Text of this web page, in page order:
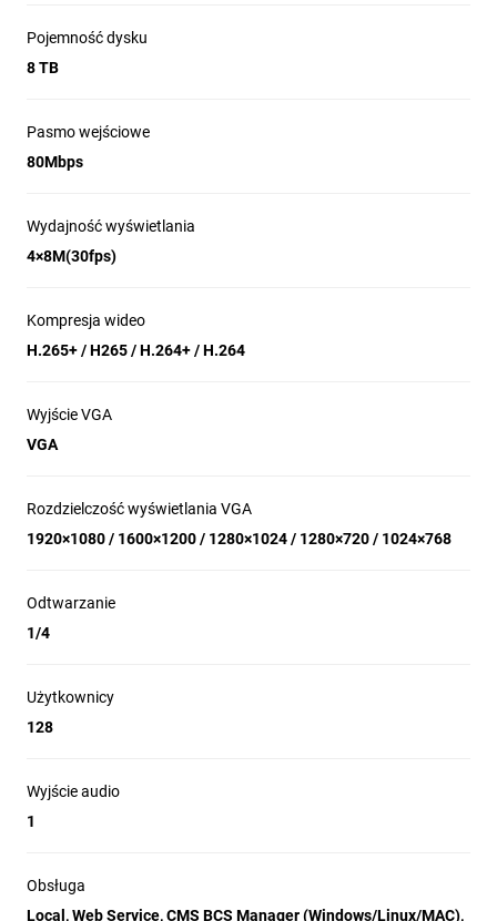
Pojemność dysku
8 TB
Pasmo wejściowe
80Mbps
Wydajność wyświetlania
4×8M(30fps)
Kompresja wideo
H.265+ / H265 / H.264+ / H.264
Wyjście VGA
VGA
Rozdzielczość wyświetlania VGA
1920×1080 / 1600×1200 / 1280×1024 / 1280×720 / 1024×768
Odtwarzanie
1/4
Użytkownicy
128
Wyjście audio
1
Obsługa
Local, Web Service, CMS BCS Manager (Windows/Linux/MAC),